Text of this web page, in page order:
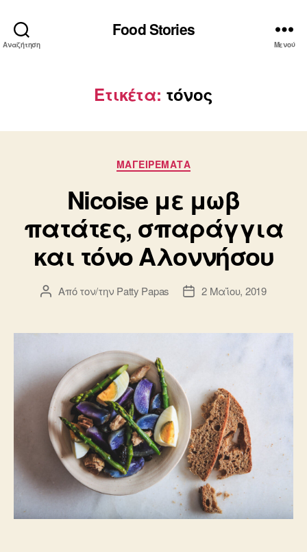
Αναζήτηση
Food Stories
Μενού
Ετικέτα: τόνος
Κατηγορίες
ΜΑΓΕΙΡΕΜΑΤΑ
Nicoise με μωβ
πατάτες, σπαράγγια
και τόνο Αλοννήσου
Συντάκτης
Από τον/την Patty Papas
Ημ.2 Μαΐου, 2019